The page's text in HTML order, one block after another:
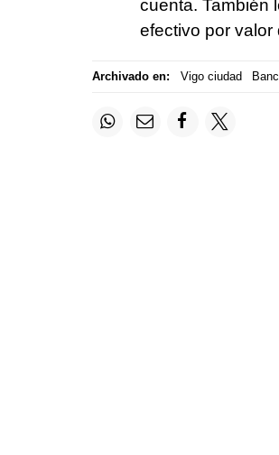
cuenta. También
efectivo por valor
Archivado en: Vigo ciudad